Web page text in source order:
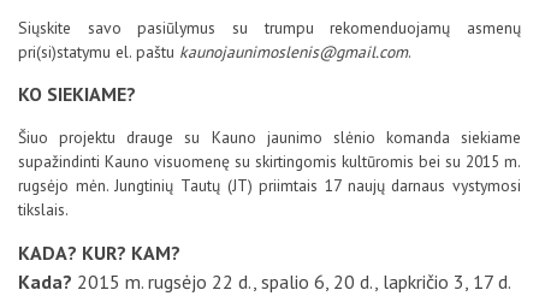
Privatumo politika
Siųskite savo pasiūlymus su trumpu rekomenduojamų asmenų
pri(si)statymu el. paštu kaunojaunimoslenis@gmail.com.
KO SIEKIAME?
Šiuo projektu drauge su Kauno jaunimo slėnio komanda siekiame
supažindinti Kauno visuomenę su skirtingomis kultūromis bei su 2015 m.
rugsėjo mėn. Jungtinių Tautų (JT) priimtais 17 naujų darnaus vystymosi
tikslais.
KADA? KUR? KAM?
Kada? 2015 m. rugsėjo 22 d., spalio 6, 20 d., lapkričio 3, 17 d.